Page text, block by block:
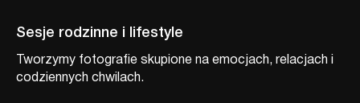
Sesje rodzinne i lifestyle
Tworzymy fotografie skupione na emocjach, relacjach i
codziennych chwilach.